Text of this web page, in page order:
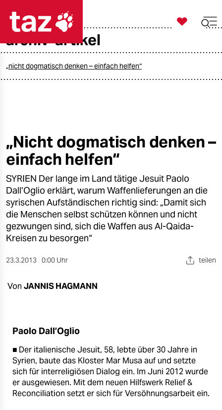
taz zahl ich
öko
gesellschaft
kultur
sport
berlin
nord
verlag
veranstaltungen
shop
fragen & hilfe
unterstützen

taz zahl ich
archiv-artikel
„nicht dogmatisch denken – einfach helfen“
„Nicht dogmatisch denken –
einfach helfen“
SYRIEN Der lange im Land tätige Jesuit Paolo
Dall’Oglio erklärt, warum Waffenlieferungen an die
syrischen Aufständischen richtig sind: „Damit sich
die Menschen selbst schützen können und nicht
gezwungen sind, sich die Waffen aus Al-Qaida-
Kreisen zu besorgen“
23.3.2013 0:00 Uhr teilen
Von JANNIS HAGMANN
Paolo Dall’Oglio
■ Der italienische Jesuit, 58, lebte über 30 Jahre in
Syrien, baute das Kloster Mar Musa auf und setzte
sich für interreligiösen Dialog ein. Im Juni 2012 wurde
er ausgewiesen. Mit dem neuen Hilfswerk Relief &
Reconciliation setzt er sich für Versöhnungsarbeit ein.